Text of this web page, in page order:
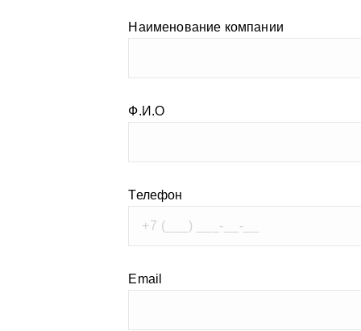
Наименование компании
Ф.И.О
Телефон
Email